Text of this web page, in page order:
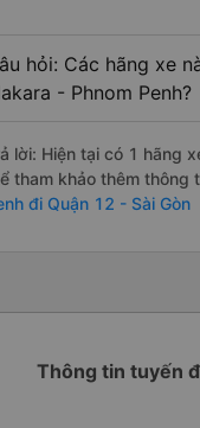
hỏi: Các hãng xe
- Phnom Penh?
lời: Hiện tại có 1 hãng
tham khảo thêm thông
đi Quận 12 - Sài Gòn
Thông tin tuyến